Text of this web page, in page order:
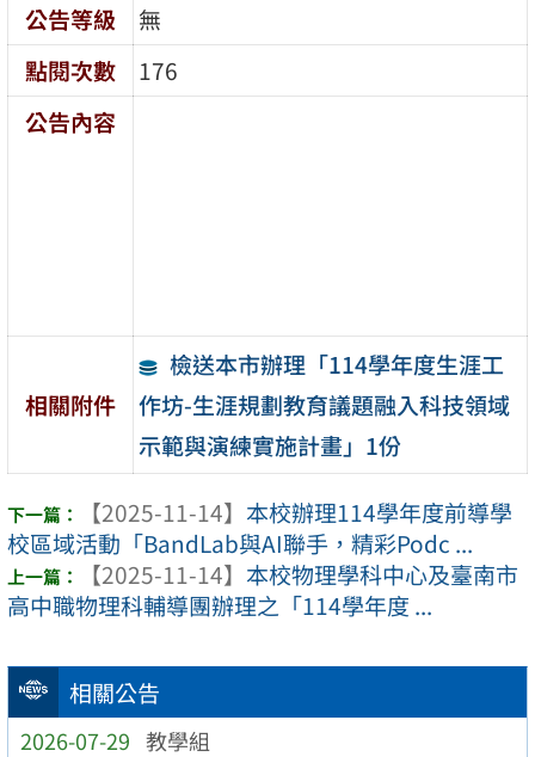
相關公告
2026-07-29 教學組
公告等級
無
點閱次數
176
公告內容
相關附件
檢送本市辦理「114學年度生涯工
作坊-生涯規劃教育議題融入科技領域
示範與演練實施計畫」1份
【2025-11-14】 本校辦理114學年度前導學
校區域活動「BandLab與AI聯手，精彩Podc ...
【2025-11-14】 本校物理學科中心及臺南市
高中職物理科輔導團辦理之「114學年度 ...